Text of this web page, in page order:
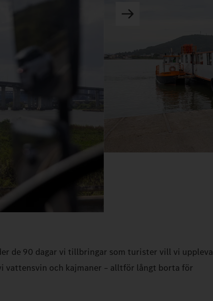
de 90 dagar vi tillbringar som turister vill vi uppleva
vattensvin och kajmaner – alltför långt borta för